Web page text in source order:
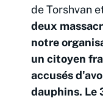
de Torshvan
deux
notre
un citoyen
accusés
dauphins. Le